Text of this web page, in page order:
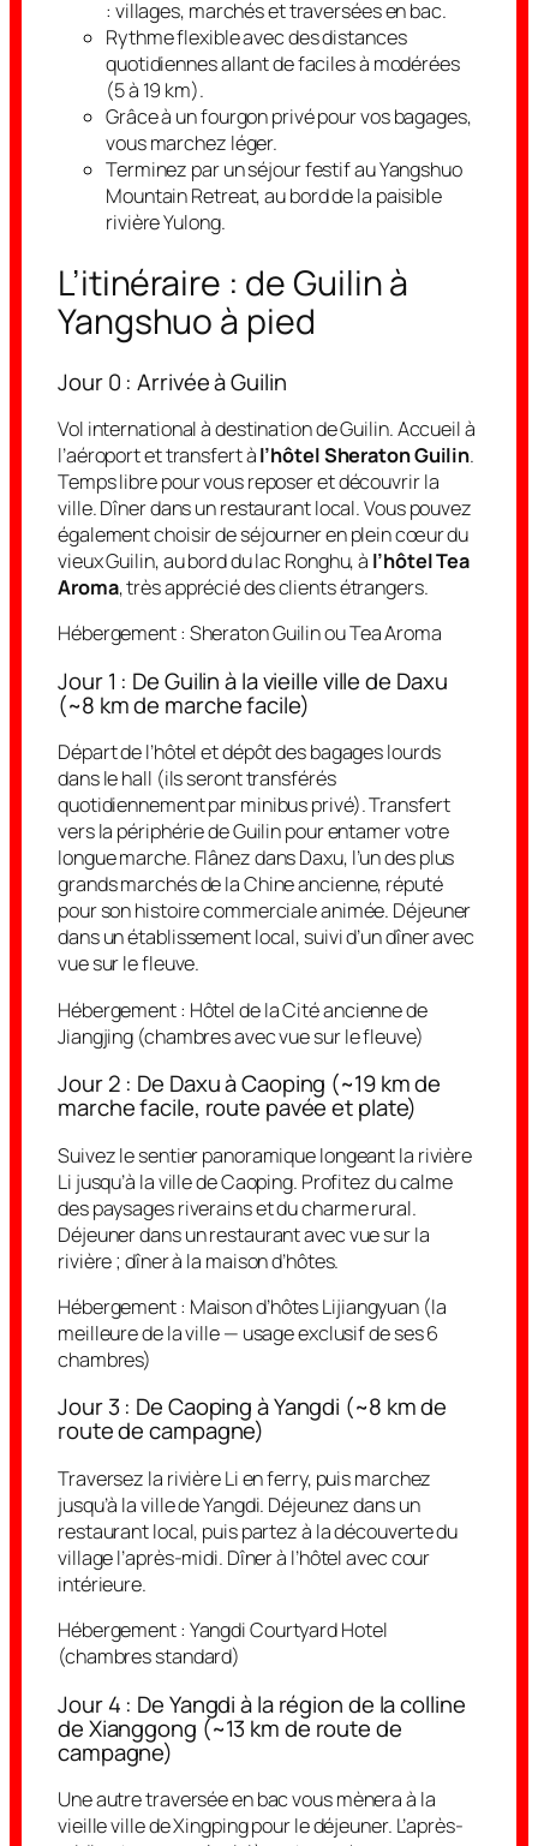
: villages, marchés et traversées en bac.
Rythme flexible avec des distances
quotidiennes allant de faciles à modérées
(5 à 19 km).
Grâce à un fourgon privé pour vos bagages,
vous marchez léger.
Terminez par un séjour festif au Yangshuo
Mountain Retreat, au bord de la paisible
rivière Yulong.
L’itinéraire : de Guilin à
Yangshuo à pied
Jour 0 : Arrivée à Guilin
Vol international à destination de Guilin. Accueil à
l’aéroport et transfert àl’hôtel Sheraton Guilin.
Temps libre pour vous reposer et découvrir la
ville. Dîner dans un restaurant local. Vous pouvez
également choisir de séjourner en plein cœur du
vieux Guilin, au bord du lac Ronghu, à l’hôtel Tea
Aroma, très apprécié des clients étrangers.
Hébergement : Sheraton Guilin ou Tea Aroma
Jour 1 : De Guilin à la vieille ville de Daxu
(~8 km de marche facile)
Départ de l’hôtel et dépôt des bagages lourds
dans le hall (ils seront transférés
quotidiennement par minibus privé). Transfert
vers la périphérie de Guilin pour entamer votre
longue marche. Flânez dans Daxu, l’un des plus
grands marchés de la Chine ancienne, réputé
pour son histoire commerciale animée. Déjeuner
dans un établissement local, suivi d’un dîner avec
vue sur le fleuve.
Hébergement : Hôtel de la Cité ancienne de
Jiangjing (chambres avec vue sur le fleuve)
Jour 2 : De Daxu à Caoping (~19 km de
marche facile, route pavée et plate)
Suivez le sentier panoramique longeant la rivière
Li jusqu’à la ville de Caoping. Profitez du calme
des paysages riverains et du charme rural.
Déjeuner dans un restaurant avec vue sur la
rivière ; dîner à la maison d’hôtes.
Hébergement : Maison d’hôtes Lijiangyuan (la
meilleure de la ville — usage exclusif de ses 6
chambres)
Jour 3 : De Caoping à Yangdi (~8 km de
route de campagne)
Traversez la rivière Li en ferry, puis marchez
jusqu’à la ville de Yangdi. Déjeunez dans un
restaurant local, puis partez à la découverte du
village l’après-midi. Dîner à l’hôtel avec cour
intérieure.
Hébergement : Yangdi Courtyard Hotel
(chambres standard)
Jour 4 : De Yangdi à la région de la colline
de Xianggong (~13 km de route de
campagne)
Une autre traversée en bac vous mènera à la
vieille ville de Xingping pour le déjeuner. L’après-